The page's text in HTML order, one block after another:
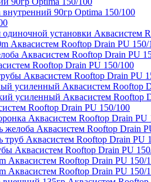
90гр Optima 150/100
одиночной установки Аквасистем
Аквасистем Rooftop Drain PU 150/
Аквасистем Rooftop Drain PU
Rooftop Drain PU 150/100
Аквасистем Rooftop Drain PU
усиленный Аквасистем Rooftop
усиленный Аквасистем Rooftop
Rooftop Drain PU 150/100
Аквасистем Rooftop Drain PU
желоба Аквасистем Rooftop Drain
труб Аквасистем Rooftop Drain PU
Аквасистем Rooftop Drain PU
Аквасистем Rooftop Drain PU 150/
Аквасистем Rooftop Drain PU 150/